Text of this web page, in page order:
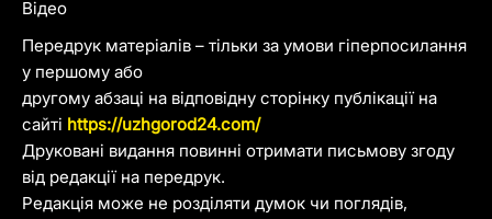
Передрук матеріалів – тільки за умови гіперпосилання
у першому або
другому абзаці на відповідну сторінку публікації на
сайті https://uzhgorod24.com/
Друковані видання повинні отримати письмову згоду
від редакції на передрук.
Редакція може не розділяти думок чи поглядів,
Відео